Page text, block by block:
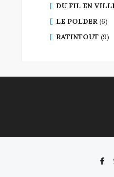
DU FIL EN
LE POLDER (6)
RATINTOUT (9)